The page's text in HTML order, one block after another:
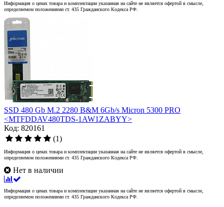
Информация о ценах товара и комплектации указанная на сайте не является офертой в смысле,
определяемом положениями ст. 435 Гражданского Кодекса РФ.
SSD 480 Gb M.2 2280 B&M 6Gb/s Micron 5300 PRO
<MTFDDAV480TDS-1AW1ZABYY>
Код: 820161
(1)
Информация о ценах товара и комплектации указанная на сайте не является офертой в смысле,
определяемом положениями ст. 435 Гражданского Кодекса РФ.
Нет в наличии
Информация о ценах товара и комплектации указанная на сайте не является офертой в смысле,
определяемом положениями ст. 435 Гражданского Кодекса РФ.